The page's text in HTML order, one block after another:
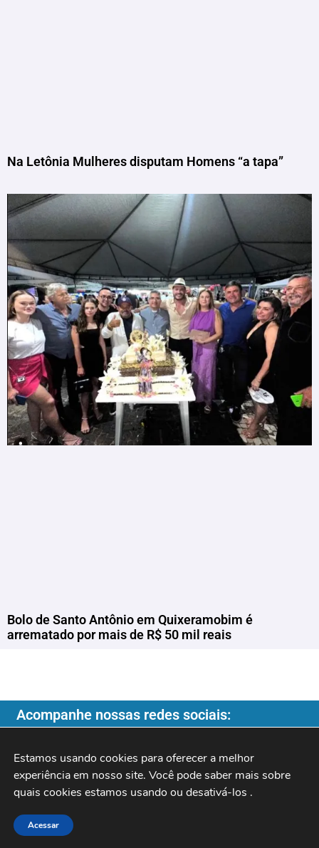
Na Letônia Mulheres disputam Homens “a tapa”
Bolo de Santo Antônio em Quixeramobim é
arrematado por mais de R$ 50 mil reais
Acompanhe nossas redes sociais:
Copyright ©️ 2026| Programa do Rochinha |
Estamos usando cookies para oferecer a melhor
experiência em nosso site. Você pode saber mais sobre
quais cookies estamos usando ou desativá-los .
Acessar